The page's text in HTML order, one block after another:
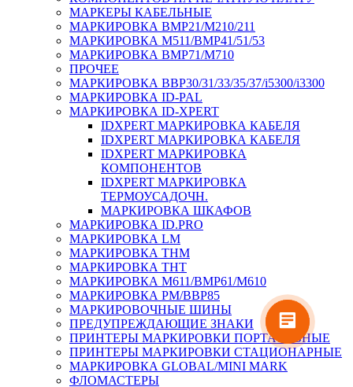
МАРКЕРЫ КАБЕЛЬНЫЕ
МАРКИРОВКА BMP21/M210/211
МАРКИРОВКА M511/BMP41/51/53
МАРКИРОВКА BMP71/M710
ПРОЧЕЕ
МАРКИРОВКА BBP30/31/33/35/37/i5300/i3300
МАРКИРОВКА ID-PAL
МАРКИРОВКА ID-XPERT
IDXPERT МАРКИРОВКА КАБЕЛЯ
IDXPERT МАРКИРОВКА КАБЕЛЯ
IDXPERT МАРКИРОВКА
КОМПОНЕНТОВ
IDXPERT МАРКИРОВКА
ТЕРМОУСАДОЧН.
МАРКИРОВКА ШКАФОВ
МАРКИРОВКА ID.PRO
МАРКИРОВКА LM
МАРКИРОВКА THM
МАРКИРОВКА THT
МАРКИРОВКА M611/BMP61/M610
МАРКИРОВКА PM/BBP85
МАРКИРОВОЧНЫЕ ШИНЫ
ПРЕДУПРЕЖДАЮЩИЕ ЗНАКИ
ПРИНТЕРЫ МАРКИРОВКИ ПОРТАТИВНЫЕ
ПРИНТЕРЫ МАРКИРОВКИ СТАЦИОНАРНЫЕ
МАРКИРОВКА GLOBAL/MINI MARK
ФЛОМАСТЕРЫ